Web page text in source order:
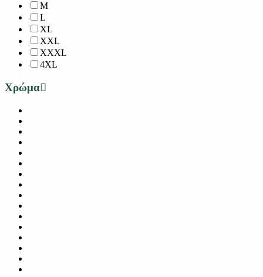
M
L
XL
XXL
XXXL
4XL
Χρώμα